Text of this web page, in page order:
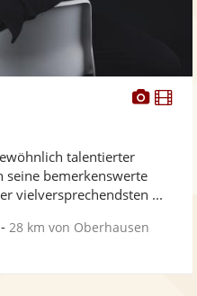
talentierter
seine bemerkenswerte
vielversprechendsten ...
- 28 km von Oberhausen